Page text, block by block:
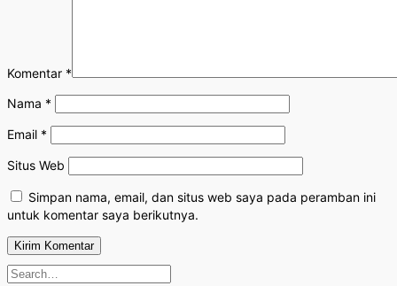
Komentar *
Nama *
Email *
Situs Web
Simpan nama, email, dan situs web saya pada peramban ini
untuk komentar saya berikutnya.